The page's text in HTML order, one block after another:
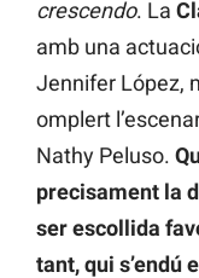
crescendo. La
amb una
Jennifer López,
omplert
Nathy Peluso.
precisament la
ser escollida
tant, qui s’endú